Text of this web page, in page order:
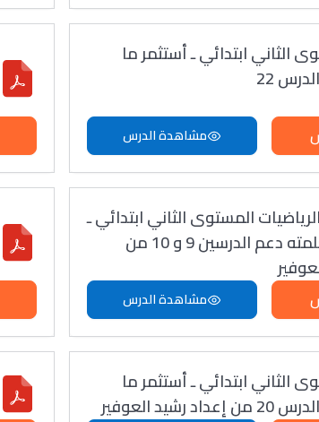
الثاني ابتدائي ـ أستثمر ما
22
مشاهدة الدرس
المستوى الثاني ابتدائي ـ
أستثمر ما تعلمته دعم الدرسين 9 و 10 من
مشاهدة الدرس
الثاني ابتدائي ـ أستثمر ما
العوفير